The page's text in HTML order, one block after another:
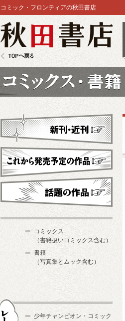
コミック・フロンティアの秋田書店
新刊・近刊
これから発売予定
コミックス
（書籍扱いコミックス含む）
書籍
（写真集とムック含む）
少年チャンピオン・コミック